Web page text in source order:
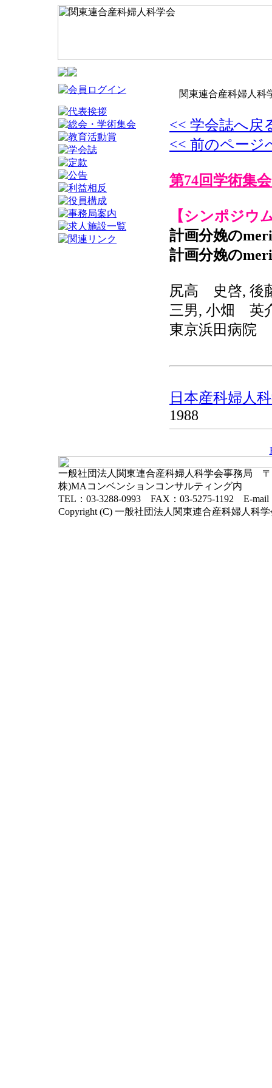
関東連合産科婦人科
<< 学会誌へ戻
<< 前のページ
第74回学術集会
【シンポジウ
計画分娩の
計画分娩の
尻高 史啓,
三男, 小畑 英
東京浜田病院
日本産科婦人
1988
一般社団法人関東連合産科婦人科学会事務局 〒
株)MAコンベンションコンサルティング内
TEL：03-3288-0993 FAX：03-5275-1192 E-mail
Copyright (C) 一般社団法人関東連合産科婦人科